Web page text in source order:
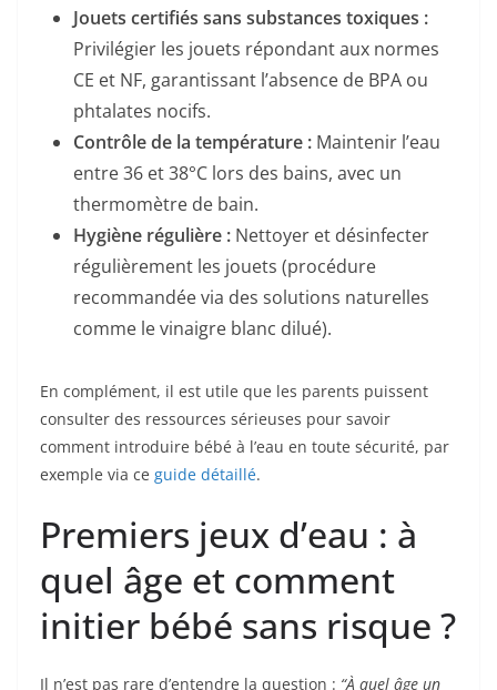
Jouets certifiés sans substances toxiques :
Privilégier les jouets répondant aux normes
CE et NF, garantissant l’absence de BPA ou
phtalates nocifs.
Contrôle de la température : Maintenir l’eau
entre 36 et 38°C lors des bains, avec un
thermomètre de bain.
Hygiène régulière : Nettoyer et désinfecter
régulièrement les jouets (procédure
recommandée via des solutions naturelles
comme le vinaigre blanc dilué).
En complément, il est utile que les parents puissent
consulter des ressources sérieuses pour savoir
comment introduire bébé à l’eau en toute sécurité, par
exemple via ce guide détaillé.
Premiers jeux d’eau : à
quel âge et comment
initier bébé sans risque ?
Il n’est pas rare d’entendre la question : “À quel âge un